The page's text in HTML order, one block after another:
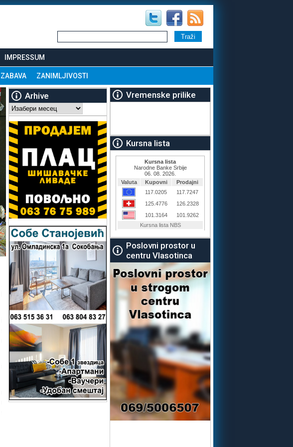
IMPRESSUM
ZABAVA ZANIMLJIVOSTI
Arhive
Arhive
Vremenske prilike
Kursna lista
Poslovni prostor u
centru Vlasotinca